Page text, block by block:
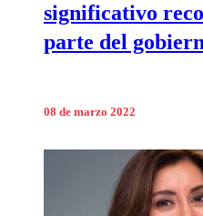
significativo
parte del
08 de marzo 2022